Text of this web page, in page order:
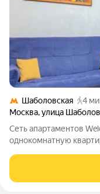
Шаболовская
4
Москва,улица
Сеть апартаментов
однокомнатную
шлагбаумом только
площадки. Расчетные